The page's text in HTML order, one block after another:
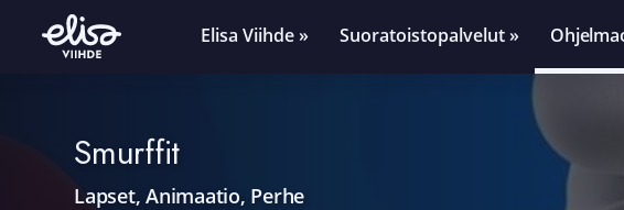
Elisa Viihde » Suoratoistopalvelut »
Smurffit
Lapset,Animaatio, Perhe